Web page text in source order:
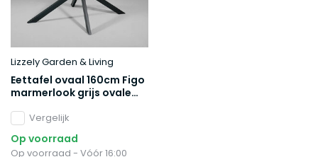
Lizzely Garden & Living
Eettafel ovaal 160cm Figo
marmerlook grijs ovale
Vergelijk
Op voorraad
Op voorraad - Vóór 16:00